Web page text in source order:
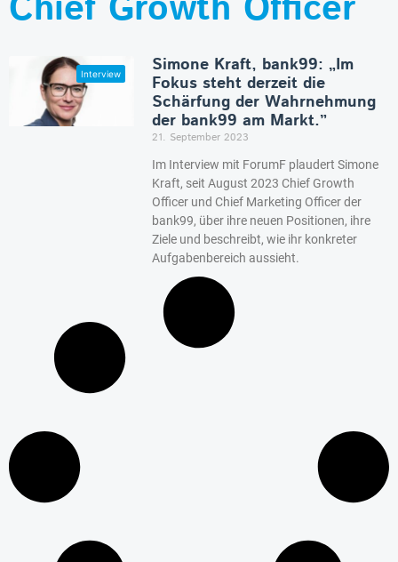
Simone Kraft, bank99: „Im
Fokus steht derzeit die
Schärfung der Wahrnehmung
der bank99 am Markt.”
21. September 2023
Im Interview mit ForumF plaudert Simone
Kraft, seit August 2023 Chief Growth
Officer und Chief Marketing Officer der
bank99, über ihre neuen Positionen, ihre
Ziele und beschreibt, wie ihr konkreter
Aufgabenbereich aussieht.